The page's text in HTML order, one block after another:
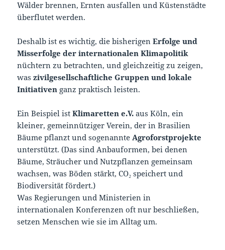
Wälder brennen, Ernten ausfallen und Küstenstädte
überflutet werden.
Deshalb ist es wichtig, die bisherigenErfolge und
Misserfolge der internationalen Klimapolitik
nüchtern zu betrachten, und gleichzeitig zu zeigen,
waszivilgesellschaftliche Gruppen und lokale
Initiativen ganz praktisch leisten.
Ein Beispiel istKlimaretten e.V. aus Köln, ein
kleiner, gemeinnütziger Verein, der in Brasilien
Bäume pflanzt und sogenannte Agroforstprojekte
unterstützt. (Das sind Anbauformen, bei denen
Bäume, Sträucher und Nutzpflanzen gemeinsam
wachsen, was Böden stärkt, CO₂ speichert und
Biodiversität fördert.)
Was Regierungen und Ministerien in
internationalen Konferenzen oft nur beschließen,
setzen Menschen wie sie im Alltag um.